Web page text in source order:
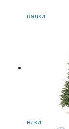
палки
елки